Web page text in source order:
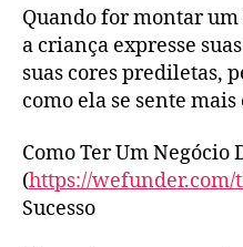
Quando for montar
a criança expresse
suas cores prediletas,
como ela se sente
Como Ter Um
(https://wefunder.com/
Sucesso